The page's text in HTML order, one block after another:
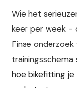
Wie het
keer per week -
Finse
hoe bikefitting